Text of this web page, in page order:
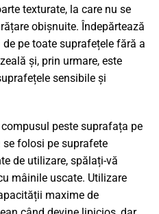
texturate, la care nu se
obișnuite. Îndepărtează
pe toate suprafețele fără a
și, prin urmare, este
sensibile și
peste suprafața pe
folosi pe suprafete
de utilizare, spălați-vă
mâinile uscate. Utilizare
maxime de